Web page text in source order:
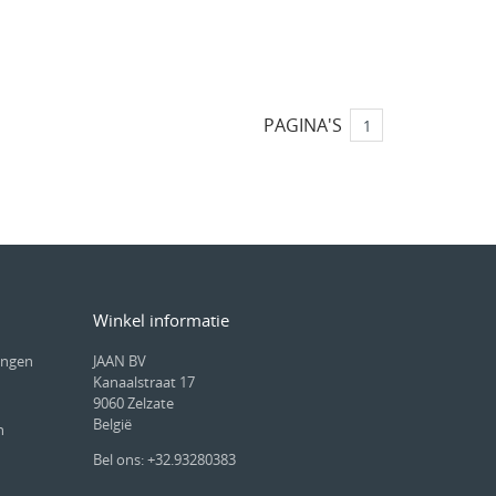
PAGINA'S 1
Winkel informatie
JAAN BV
Kanaalstraat 17
9060 Zelzate
België
Bel ons: +32.93280383